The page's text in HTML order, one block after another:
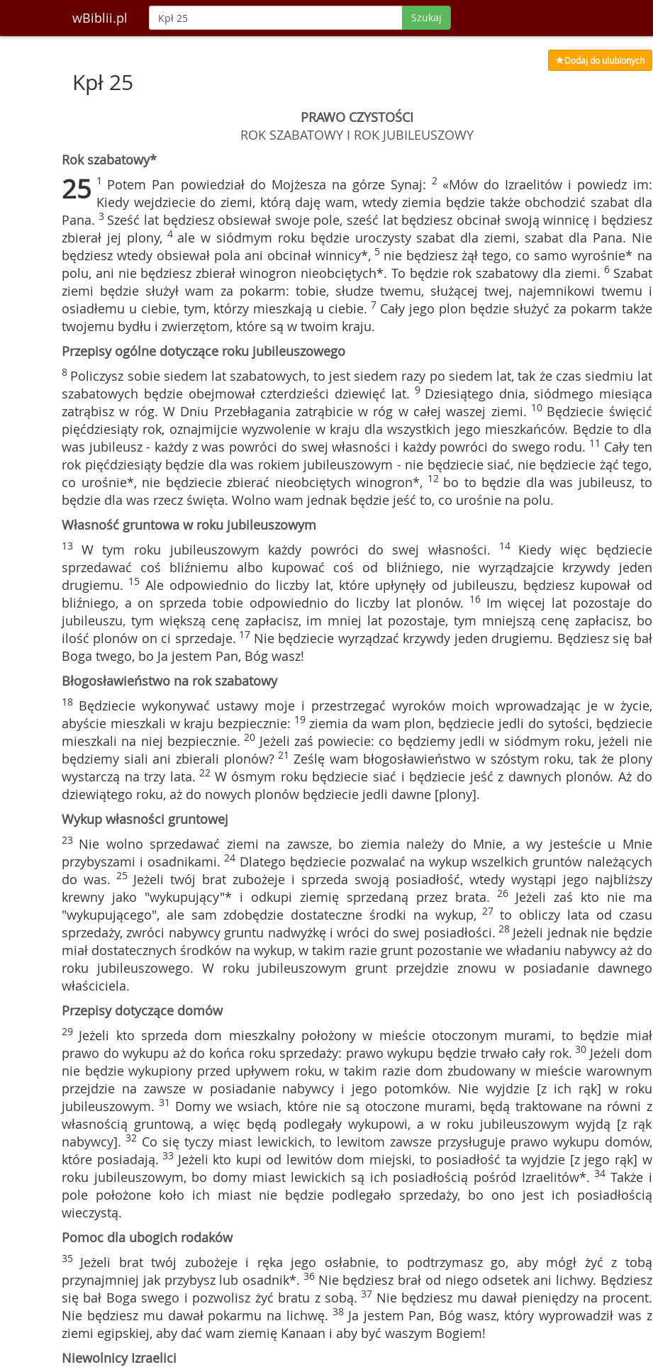
wBiblii.pl Szukaj
Dodaj do ulubionych
Kpł 25
PRAWO CZYSTOŚCI
ROK SZABATOWY I ROK JUBILEUSZOWY
Rok szabatowy*
25 1 Potem Pan powiedział do Mojżesza na górze Synaj: 2 «Mów do Izraelitów i powiedz im:
Kiedy wejdziecie do ziemi, którą daję wam, wtedy ziemia będzie także obchodzić szabat dla
Pana. 3 Sześć lat będziesz obsiewał swoje pole, sześć lat będziesz obcinał swoją winnicę i będziesz
zbierał jej plony, 4 ale w siódmym roku będzie uroczysty szabat dla ziemi, szabat dla Pana. Nie
będziesz wtedy obsiewał pola ani obcinał winnicy*, 5 nie będziesz żął tego, co samo wyrośnie* na
polu, ani nie będziesz zbierał winogron nieobciętych*. To będzie rok szabatowy dla ziemi. 6 Szabat
ziemi będzie służył wam za pokarm: tobie, słudze twemu, służącej twej, najemnikowi twemu i
osiadłemu u ciebie, tym, którzy mieszkają u ciebie. 7 Cały jego plon będzie służyć za pokarm także
twojemu bydłu i zwierzętom, które są w twoim kraju.
Przepisy ogólne dotyczące roku jubileuszowego
8 Policzysz sobie siedem lat szabatowych, to jest siedem razy po siedem lat, tak że czas siedmiu lat
szabatowych będzie obejmował czterdzieści dziewięć lat. 9 Dziesiątego dnia, siódmego miesiąca
zatrąbisz w róg. W Dniu Przebłagania zatrąbicie w róg w całej waszej ziemi. 10 Będziecie święcić
pięćdziesiąty rok, oznajmijcie wyzwolenie w kraju dla wszystkich jego mieszkańców. Będzie to dla
was jubileusz - każdy z was powróci do swej własności i każdy powróci do swego rodu. 11 Cały ten
rok pięćdziesiąty będzie dla was rokiem jubileuszowym - nie będziecie siać, nie będziecie żąć tego,
co urośnie*, nie będziecie zbierać nieobciętych winogron*, 12 bo to będzie dla was jubileusz, to
będzie dla was rzecz święta. Wolno wam jednak będzie jeść to, co urośnie na polu.
Własność gruntowa w roku jubileuszowym
13 W tym roku jubileuszowym każdy powróci do swej własności. 14 Kiedy więc będziecie
sprzedawać coś bliźniemu albo kupować coś od bliźniego, nie wyrządzajcie krzywdy jeden
drugiemu. 15 Ale odpowiednio do liczby lat, które upłynęły od jubileuszu, będziesz kupował od
bliźniego, a on sprzeda tobie odpowiednio do liczby lat plonów. 16 Im więcej lat pozostaje do
jubileuszu, tym większą cenę zapłacisz, im mniej lat pozostaje, tym mniejszą cenę zapłacisz, bo
ilość plonów on ci sprzedaje. 17 Nie będziecie wyrządzać krzywdy jeden drugiemu. Będziesz się bał
Boga twego, bo Ja jestem Pan, Bóg wasz!
Błogosławieństwo na rok szabatowy
18 Będziecie wykonywać ustawy moje i przestrzegać wyroków moich wprowadzając je w życie,
abyście mieszkali w kraju bezpiecznie: 19 ziemia da wam plon, będziecie jedli do sytości, będziecie
mieszkali na niej bezpiecznie. 20 Jeżeli zaś powiecie: co będziemy jedli w siódmym roku, jeżeli nie
będziemy siali ani zbierali plonów?21 Ześlę wam błogosławieństwo w szóstym roku, tak że plony
wystarczą na trzy lata. 22 W ósmym roku będziecie siać i będziecie jeść z dawnych plonów. Aż do
dziewiątego roku, aż do nowych plonów będziecie jedli dawne [plony].
Wykup własności gruntowej
23 Nie wolno sprzedawać ziemi na zawsze, bo ziemia należy do Mnie, a wy jesteście u Mnie
przybyszami i osadnikami. 24 Dlatego będziecie pozwalać na wykup wszelkich gruntów należących
do was. 25 Jeżeli twój brat zubożeje i sprzeda swoją posiadłość, wtedy wystąpi jego najbliższy
krewny jako "wykupujący"* i odkupi ziemię sprzedaną przez brata. 26 Jeżeli zaś kto nie ma
"wykupującego", ale sam zdobędzie dostateczne środki na wykup, 27to obliczy lata od czasu
sprzedaży, zwróci nabywcy gruntu nadwyżkę i wróci do swej posiadłości. 28 Jeżeli jednak nie będzie
miał dostatecznych środków na wykup, w takim razie grunt pozostanie we władaniu nabywcy aż do
roku jubileuszowego. W roku jubileuszowym grunt przejdzie znowu w posiadanie dawnego
właściciela.
Przepisy dotyczące domów
29 Jeżeli kto sprzeda dom mieszkalny położony w mieście otoczonym murami, to będzie miał
prawo do wykupu aż do końca roku sprzedaży: prawo wykupu będzie trwało cały rok. 30 Jeżeli dom
nie będzie wykupiony przed upływem roku, w takim razie dom zbudowany w mieście warownym
przejdzie na zawsze w posiadanie nabywcy i jego potomków. Nie wyjdzie [z ich rąk] w roku
jubileuszowym. 31 Domy we wsiach, które nie są otoczone murami, będą traktowane na równi z
własnością gruntową, a więc będą podlegały wykupowi, a w roku jubileuszowym wyjdą [z rąk
nabywcy]. 32 Co się tyczy miast lewickich, to lewitom zawsze przysługuje prawo wykupu domów,
które posiadają. 33 Jeżeli kto kupi od lewitów dom miejski, to posiadłość ta wyjdzie [z jego rąk] w
roku jubileuszowym, bo domy miast lewickich są ich posiadłością pośród Izraelitów*. 34 Także i
pole położone koło ich miast nie będzie podlegało sprzedaży, bo ono jest ich posiadłością
wieczystą.
Pomoc dla ubogich rodaków
35 Jeżeli brat twój zubożeje i ręka jego osłabnie, to podtrzymasz go, aby mógł żyć z tobą
przynajmniej jak przybysz lub osadnik*. 36 Nie będziesz brał od niego odsetek ani lichwy. Będziesz
się bał Boga swego i pozwolisz żyć bratu z sobą. 37 Nie będziesz mu dawał pieniędzy na procent.
Nie będziesz mu dawał pokarmu na lichwę. 38 Ja jestem Pan, Bóg wasz, który wyprowadził was z
ziemi egipskiej, aby dać wam ziemię Kanaan i aby być waszym Bogiem!
Niewolnicy Izraelici